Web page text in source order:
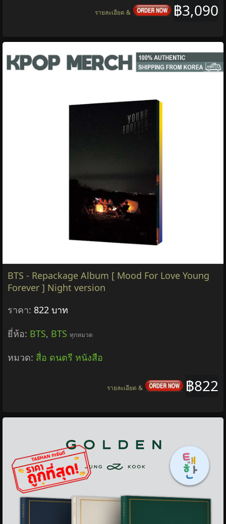
฿3,090
รายละเอียด &
BTS - Repackage Album [ Mood For Love Young
Forever ] Night version
ราคา: 822 บาท
ยี่ห้อ: BTS, BTS ทุกหมวด
หมวด: สื่อ ดนตรี หนังสือ
฿822
รายละเอียด &